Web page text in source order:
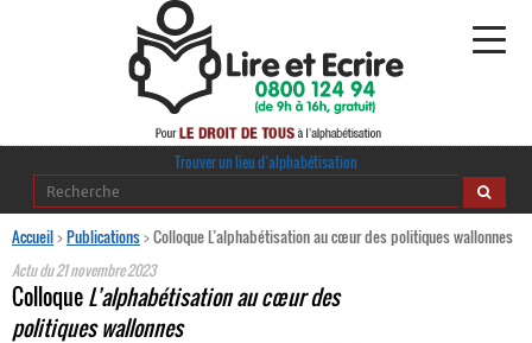
Alphabétisation
Trouver un lieu d’alphabétisation
Accueil>Publications>Colloque L’alphabétisation au cœur des politiques wallonnes
Actu du21 novembre 2023
ColloqueL’alphabétisation au cœur des
politiques wallonnes